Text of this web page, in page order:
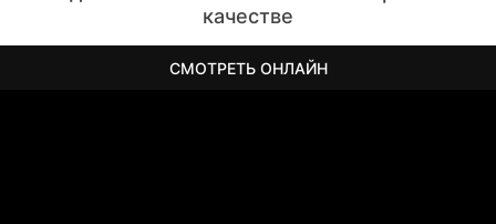
Мариан с людьми является двусмысленным, ибо для
некоторых она становится ангелом смерти –
предводительницей их последнего пути.
качестве
СМОТРЕТЬ ОНЛАЙН